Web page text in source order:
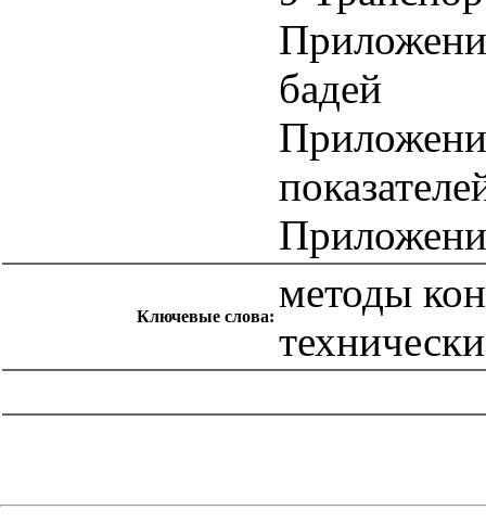
бадей
Ключевые слова:
методы